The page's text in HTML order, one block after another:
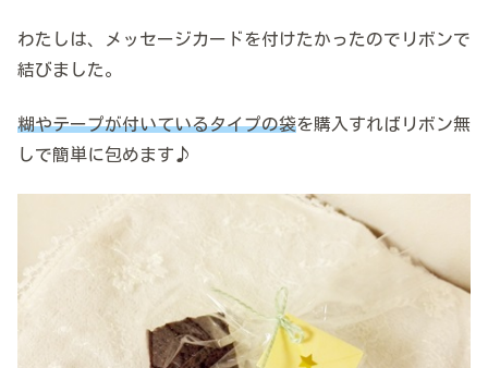
わたしは、メッセージカードを付けたかったのでリボンで
結びました。
糊やテープが付いているタイプの袋を購入すればリボン無
しで簡単に包めます♪